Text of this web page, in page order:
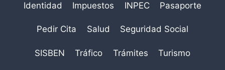
Identidad Impuestos INPEC Pasaporte
Pedir Cita Salud Seguridad Social
SISBEN Tráfico Trámites Turismo